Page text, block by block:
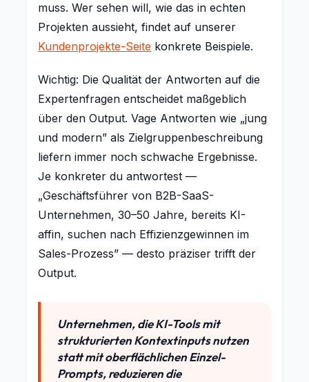
muss. Wer sehen will, wie das in echten
Projekten aussieht, findet auf unserer
Kundenprojekte-Seite konkrete Beispiele.
Wichtig: Die Qualität der Antworten auf die
Expertenfragen entscheidet maßgeblich
über den Output. Vage Antworten wie „jung
und modern” als Zielgruppenbeschreibung
liefern immer noch schwache Ergebnisse.
Je konkreter du antwortest —
„Geschäftsführer von B2B-SaaS-
Unternehmen, 30–50 Jahre, bereits KI-
affin, suchen nach Effizienzgewinnen im
Sales-Prozess” — desto präziser trifft der
Output.
Unternehmen, die KI-Tools mit
strukturierten Kontextinputs nutzen
statt mit oberflächlichen Einzel-
Prompts, reduzieren die